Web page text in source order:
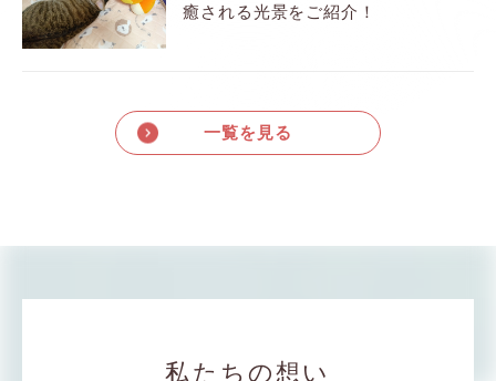
癒される光景をご紹介！
一覧を見る
私たちの想い